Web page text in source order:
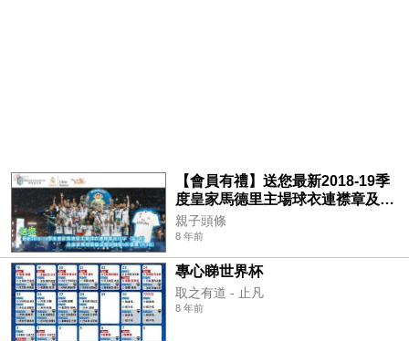
【會員有禮】送您最新2018-19季
度皇家馬德里主場球衣連襟章及印
字 (共3名) 及皇家馬德里基金會訓
練營9折優惠(共3名)
親子頭條
8 年前
專心睇世界杯
取之有道 - 止凡
8 年前